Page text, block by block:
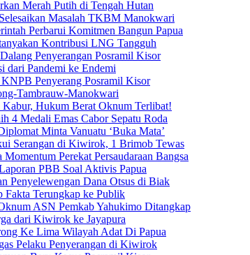
Merah Putih di Tengah Hutan
Masalah TKBM Manokwari
Perbarui Komitmen Bangun Papua
Kontribusi LNG Tangguh
Penyerangan Posramil Kisor
dari Pandemi ke Endemi
Penyerang Posramil Kisor
Tambrauw-Manokwari
Hukum Berat Oknum Terlibat!
4 Medali Emas Cabor Sepatu Roda
Minta Vanuatu ‘Buka Mata’
Serangan di Kiwirok, 1 Brimob Tewas
Perekat Persaudaraan Bangsa
PBB Soal Aktivis Papua
Penyelewengan Dana Otsus di Biak
Terungkap ke Publik
ASN Pemkab Yahukimo Ditangkap
dari Kiwirok ke Jayapura
Ke Lima Wilayah Adat Di Papua
Pelaku Penyerangan di Kiwirok